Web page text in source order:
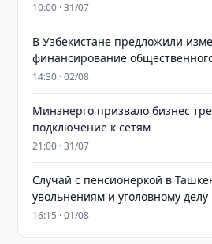
10:00 · 31/07
В Узбекистане предложили
финансирование
14:30 · 02/08
Минэнерго призвало бизнес
подключение к сетям
21:00 · 31/07
Случай с пенсионеркой в
увольнениям и уголовному делу
16:15 · 01/08